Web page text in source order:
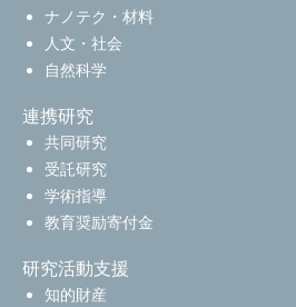
ナノテク・材料
人文・社会
自然科学
連携研究
共同研究
受託研究
学術指導
教育奨励寄付金
研究活動支援
知的財産